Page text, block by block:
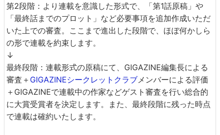
第2段階：より連載を意識した形式で、「第1話原稿」や
「最終話までのプロット」など必要事項を追加作成いただ
いた上での審査。ここまで進出した段階で、ほぼ何かしら
の形で連載を約束します。
↓
最終段階：連載形式の原稿にて、GIGAZINE編集長による
審査＋ GIGAZINEシークレットクラブ メンバーによる評価
＋GIGAZINEで連載中の作家などゲスト審査を行い総合的
に大賞受賞者を決定します。また、最終段階に残った時点
で連載は確約いたします。